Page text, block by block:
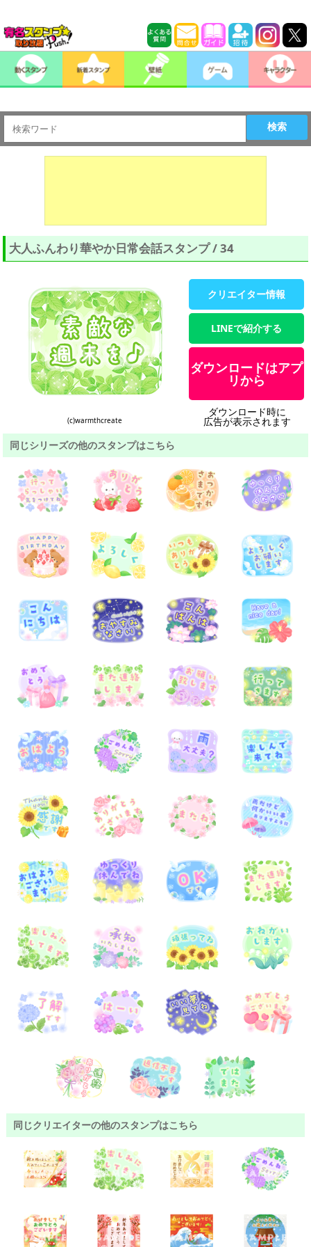
検索
大人ふんわり華やか日常会話スタンプ / 34
(c)warmthcreate
クリエイター情報
LINEで紹介する
ダウンロードはアプ
リから
ダウンロード時に
広告が表示されます
同じシリーズの他のスタンプはこちら
同じクリエイターの他のスタンプはこちら